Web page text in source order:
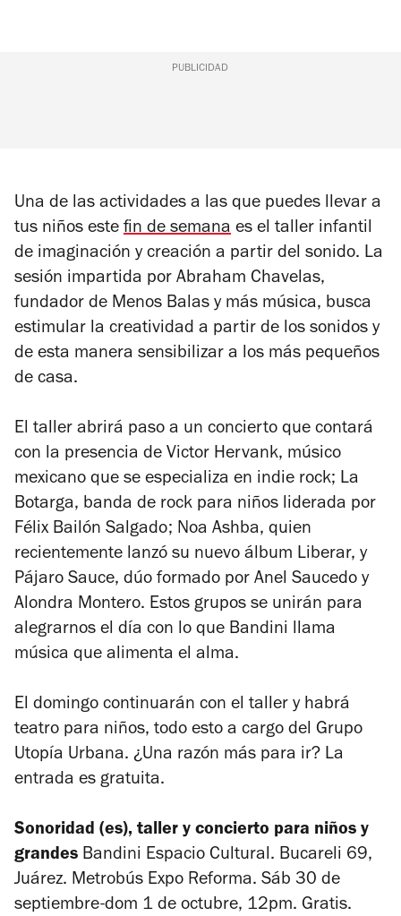
PUBLICIDAD
Una de las actividades a las que puedes llevar a
tus niños este fin de semana es el taller infantil
de imaginación y creación a partir del sonido. La
sesión impartida por Abraham Chavelas,
fundador de Menos Balas y más música, busca
estimular la creatividad a partir de los sonidos y
de esta manera sensibilizar a los más pequeños
de casa.
El taller abrirá paso a un concierto que contará
con la presencia de Victor Hervank, músico
mexicano que se especializa en indie rock; La
Botarga, banda de rock para niños liderada por
Félix Bailón Salgado; Noa Ashba, quien
recientemente lanzó su nuevo álbum Liberar, y
Pájaro Sauce, dúo formado por Anel Saucedo y
Alondra Montero. Estos grupos se unirán para
alegrarnos el día con lo que Bandini llama
música que alimenta el alma.
El domingo continuarán con el taller y habrá
teatro para niños, todo esto a cargo del Grupo
Utopía Urbana. ¿Una razón más para ir? La
entrada es gratuita.
Sonoridad (es), taller y concierto para niños y
grandes Bandini Espacio Cultural. Bucareli 69,
Juárez. Metrobús Expo Reforma. Sáb 30 de
septiembre-dom 1 de octubre, 12pm. Gratis.